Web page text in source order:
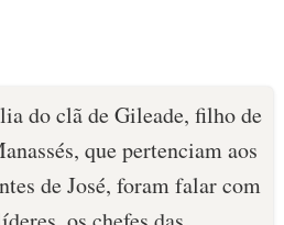
do clã de Gileade, filho de
que pertenciam aos
de José, foram falar com